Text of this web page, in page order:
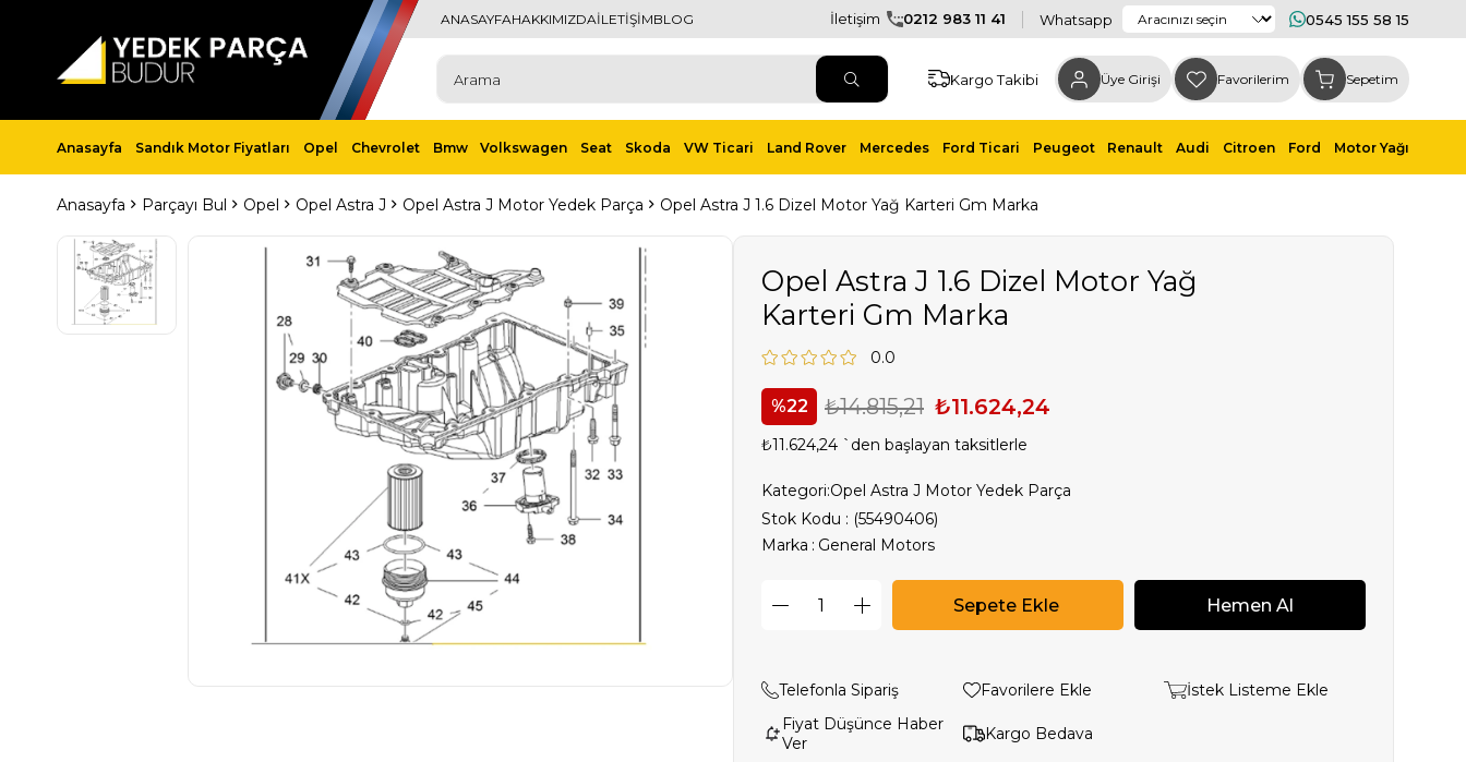
ANASAYFAHAKKIMIZDAİLETİŞİMBLOG İletişim 0212 983 11 41 Whatsapp 0545 155 58 15
Kargo Takibi Üye Girişi Favorilerim Sepetim
Anasayfa Sandık Motor Fiyatları Opel Chevrolet Bmw Volkswagen Seat Skoda VW Ticari Land Rover Mercedes Ford Ticari Peugeot Renault Audi Citroen Ford Motor Yağı
Anasayfa Parçayı Bul Opel Opel Astra J Opel Astra J Motor Yedek Parça Opel Astra J 1.6 Dizel Motor Yağ Karteri Gm Marka
Opel Astra J 1.6 Dizel Motor Yağ
Karteri Gm Marka
0.0
22 ₺14.815,21 ₺11.624,24
₺11.624,24 `den başlayan taksitlerle
Kategori:Opel Astra J Motor Yedek Parça
Stok Kodu
(55490406)
Marka : General Motors
Telefonla Sipariş Favorilere Ekle
İstek Listeme Ekle
Fiyat Düşünce Haber
Ver
Kargo Bedava